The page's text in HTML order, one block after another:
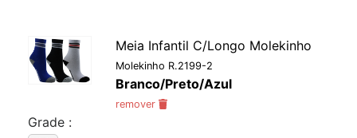
Meia Infantil C/Longo Molekinho
Molekinho R.2199-2
Branco/Preto/Azul
remover
Grade :